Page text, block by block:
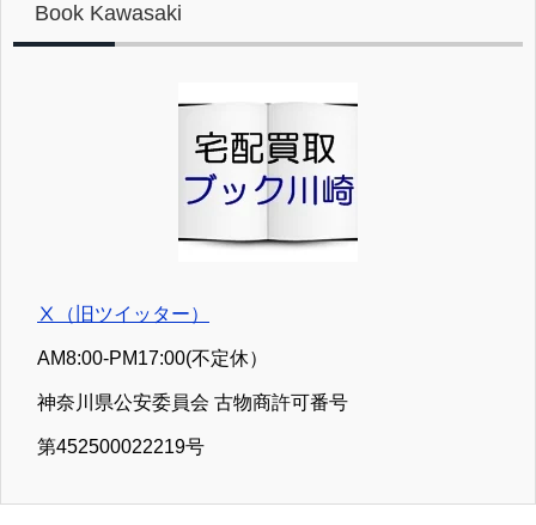
完了が遅延する場合がございます。予めご了承
ください。 ②お見積り、お問合せの送信は可能
は可能ですが、お荷物の受領が５／７（木）以
降になる場合がございます。 以上ご不便をお掛
け致しますが、よろしくお願い致します。 どう
ぞよい連休をお過ごしください。
Book Kawasaki
Ⅹ（旧ツイッター）
AM8:00-PM17:00(不定休）
神奈川県公安委員会 古物商許可番号
第452500022219号